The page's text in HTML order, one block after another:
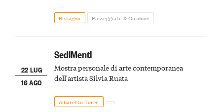
Bistagno Passeggiate & Outdoor
22 LUG
16 AGO
SediMenti
Mostra personale di arte contemporanea
dell'artista Silvia Ruata
Albaretto Torre